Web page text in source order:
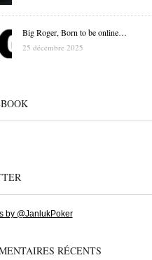
Big Roger, Born to be online…
25 décembre 2025
by @JanlukPoker
RÉCENTS